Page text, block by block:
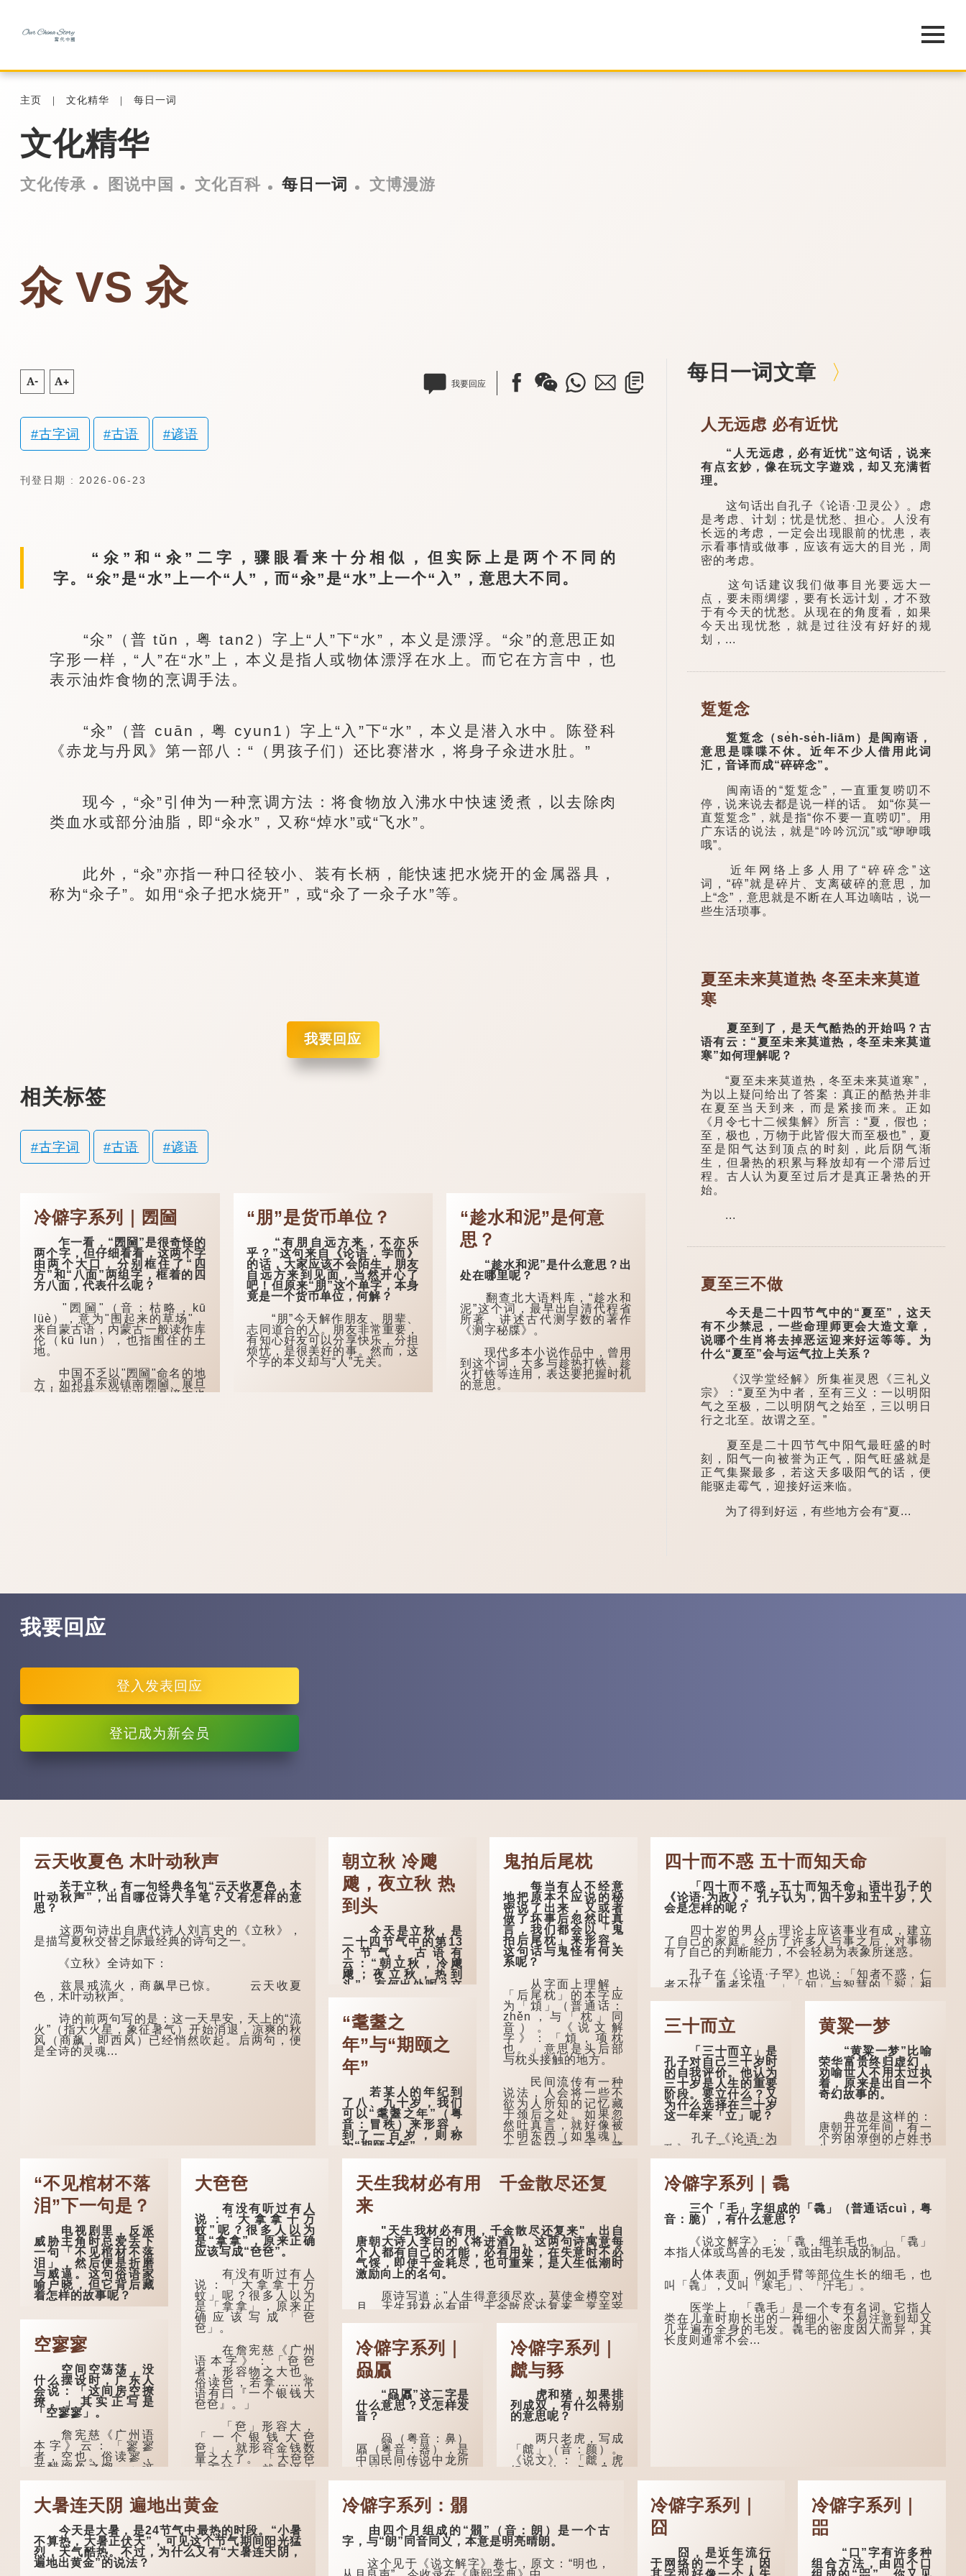
主页 文化精华 每日一词
文化精华
文化传承 图说中国 文化百科 每日一词 文博漫游
氽 VS 汆
A- A+ 我要回应
古字词 古语 谚语
刊登日期 : 2026-06-23
“氽”和“汆”二字，骤眼看来十分相似，但实际上是两个不同的
字。“氽”是“水”上一个“人”，而“汆”是“水”上一个“入”，意思大不同。
“氽”（普 tǔn，粤 tan2）字上“人”下“水”，本义是漂浮 。“氽”的意思正如
字形一样，“人”在“水”上，本义是指人或物体漂浮在水上。而它在方言中，也
表示油炸食物的烹调手法。
“汆”（普 cuān，粤 cyun1）字上“入”下“水”，本义是潜入水中 。陈登科
《赤龙与丹凤》第一部八：“（男孩子们）还比赛潜水，将身子汆进水肚。”
现今，“汆”引伸为一种烹调方法：将食物放入沸水中快速烫煮，以去除肉
类血水或部分油脂，即“汆水”，又称“焯水”或“飞水”。
此外，“汆”亦指一种口径较小、装有长柄，能快速把水烧开的金属器具，
称为“汆子”。如用“汆子把水烧开”，或“汆了一汆子水”等。
我要回应
相关标签
古字词 古语 谚语
冷僻字系列｜圐圙
乍一看，“圐圙”是很奇怪的
两个字，但仔细看看，这两个字
由两个大口，分别框住了“四
方”和“八面”两组字，框着的四
方八面，代表什么呢？
"圐圙"（音：枯略，kū
lüè），意为"围起来的草场"，
来自蒙古语，内蒙古一般读作库
伦（kū lun），也指围住的土
地。
中国不乏以"圐圙"命名的地
方，如祁县东观镇南圐圙、展旦
召大圐圙等；河北张北县境内也
“朋”是货币单位？
“有朋自远方来，不亦乐
乎？”这句来自《论语．学而》
的话，大家应该不会陌生，朋友
自远方来到见面，当然开心了
吧！但原来“朋”这个单字，本身
竟是一个货币单位，何解？
“朋”今天解作朋友、朋辈、
志同道合的人。朋友非常重要，
有知心好友可以分享快乐，分担
烦忧，是很美好的事。然而，这
个字的本义却与“人”无关。
“趁水和泥”是何意
思？
“趁水和泥”是什么意思？出
处在哪里呢？
翻查北大语料库，“趁水和
泥”这个词，最早出自清代程省
所著、讲述古代测字数的著作
《测字秘牒》。
现代多本小说作品中，曾用
到这个词，大多与趁热打铁、趁
火打铁等连用，表达要把握时机
的意思。
每日一词文章
人无远虑 必有近忧
“人无远虑，必有近忧”这句话，说来
有点玄妙，像在玩文字遊戏，却又充满哲
理。
这句话出自孔子《论语·卫灵公》。虑
是考虑、计划；忧是忧愁、担心。人没有
长远的考虑，一定会出现眼前的忧患，表
示看事情或做事，应该有远大的目光，周
密的考虑。
这句话建议我们做事目光要远大一
点，要未雨绸缪，要有长远计划，才不致
于有今天的忧愁。从现在的角度看，如果
今天出现忧愁，就是过往没有好好的规
划，...
踅踅念
踅踅念（se̍h-se̍h-liām）是闽南语，
意思是喋喋不休。近年不少人借用此词
汇，音译而成“碎碎念”。
闽南语的“踅踅念”，一直重复唠叨不
停，说来说去都是说一样的话。 如“你莫一
直踅踅念”，就是指“你不要一直唠叨”。用
广东话的说法，就是“吟吟沉沉”或“咿咿哦
哦”。
近年网络上多人用了“碎碎念”这
词，“碎”就是碎片、支离破碎的意思，加
上“念”，意思就是不断在人耳边嘀咕，说一
些生活琐事。
夏至未来莫道热 冬至未来莫道
寒
夏至到了，是天气酷热的开始吗？古
语有云：“夏至未来莫道热，冬至未来莫道
寒”如何理解呢？
“夏至未来莫道热，冬至未来莫道寒”，
为以上疑问给出了答案：真正的酷热并非
在夏至当天到来，而是紧接而来。正如
《月令七十二候集解》所言：“夏，假也；
至，极也，万物于此皆假大而至极也”，夏
至是阳气达到顶点的时刻，此后阴气渐
生，但暑热的积累与释放却有一个滞后过
程。古人认为夏至过后才是真正暑热的开
始。
...
夏至三不做
今天是二十四节气中的“夏至”，这天
有不少禁忌，一些命理师更会大造文章，
说哪个生肖将去掉恶运迎来好运等等。为
什么“夏至”会与运气拉上关系？
《汉学堂经解》所集崔灵恩《三礼义
宗》：“夏至为中者，至有三义：一以明阳
气之至极，二以明阴气之始至，三以明日
行之北至。故谓之至。”
夏至是二十四节气中阳气最旺盛的时
刻，阳气一向被誉为正气，阳气旺盛就是
正气集聚最多，若这天多吸阳气的话，便
能驱走霉气，迎接好运来临。
为了得到好运，有些地方会有“夏...
我要回应
登入 发表回应
登记成为新会员
云天收夏色 木叶动秋声
关于立秋，有一句经典名句“云天收夏色，木
叶动秋声”，出自哪位诗人手笔？又有怎样的意
思？
这两句诗出自唐代诗人刘言史的《立秋》，
是描写夏秋交替之际最经典的诗句之一。
《立秋》全诗如下：
兹晨戒流火，商飙早已惊。 云天收夏
色，木叶动秋声。
诗的前两句写的是：这一天早安，天上的“流
火”（指大火星，象征暑气）开始消退，凉爽的秋
风（商飙，即西风）已经悄然吹起。后两句，便
是全诗的灵魂...
朝立秋 冷飕
飕，夜立秋 热
到头
今天是立秋，是
二十四节气中的第13
个节气。古语有
云：“朝立秋，冷飕
飕；夜立秋，热到
头”，有何出处呢？立
秋等于入秋？
这句话出自东汉
崔寔《四民月
令》：“朝立秋，冷飕
飕；夜立秋，热到
头”。到了清代，顾禄
在《清嘉录》里记录
了这句谚语。不过当
地百姓的口头说法
是“朝立秋，渹飕飕；
夜立秋，热吽吽”。虽
然用字略有不同，但
意思完全一致。
底准不准呢？它反映
了古人的一种朴素观
察：如果立秋的精
确...
“耄耋之
年”与“期颐之
年”
若某人的年纪到
了八、九十岁，我们
可以“耄耋之年”（粤
音：冒秩）来形容，
到了一百岁，则称
为“期颐之年”。
老人家，亦含有思想
紊乱的意思；"耋"更有
跌倒的意思，也是用
来形容老人家的。
曹操《对酒歌》
就曾写道："耄耋皆得
以寿终，恩泽广及草
木昆虫。"
到了一百岁呢？
那么就可以称
为"期颐"。 《礼记.曲
颐。"郑玄注："期，犹
要也；颐，养也。不
知衣服食味，孝子要
尽养...
鬼拍后尾枕
每当有人不经意
地把原本不应说的秘
密说了出来，又或者
做了坏事后忽然吐真
言，我们都会以「鬼
拍后尾枕」来形容。
这句话与鬼怪有何关
系呢？
从字面上理解，
「后尾枕」的本字应
为「䪴」（普通话：
zhěn，与「枕」同
音）。 《说文解
字》：「䪴，项枕
也。」意思是头后部
与枕头接触的地方。
民间流传有一种
说法，人会将一些不
欲为人所知的记忆藏
于颈后之处。如果忽
然吐真言，就好像被
不明东西（如鬼魂）
在后脑拍了一下，藏
因此...
四十而不惑 五十而知天命
「四十而不惑，五十而知天命」语出孔子的
《论语·为政》。孔子认为，四十岁和五十岁，人
会是怎样的呢？
四十岁的男人，理论上应该事业有成，建立
了自己的家庭。经历了许多人与事之后，对事物
有了自己的判断能力，不会轻易为表象所迷惑。
孔子在《论语·子罕》也说：「知者不惑，仁
者不忧，勇者不惧。」「知」与智慧的「智」相
到了五十岁，...
三十而立
「三十而立」是
孔子对自己三十岁时
的自我评价。他认为
三十岁是人生的重要
阶段。要立什么？又
为什么选择在三十岁
这一年来「立」呢？
孔子《论语·为
政》：「吾十有五而
志于学，三十而立，
知天命，六十而耳
顺，七十而从心所
欲，不逾矩。」
在古代，男子一
般于二十岁进行冠
礼，冠礼完成后便是
成人，但由于未达壮
年，所以又称「弱
冠」。 《礼记·曲
礼》明确记载：「人
生十年曰幼，学；二
十曰弱，冠；三十曰
壮，有室。」这说明
三十岁...
黄粱一梦
“黄粱一梦”比喻
荣华富贵终归虚幻，
劝喻世人不用太过执
着，原来是出自一个
奇幻故事的。
典故是这样的：
唐朝开元年间，有一
个穷困潦倒的卢姓书
生，在上京赴考的途
言谈间，卢姓书
生感慨自己虽贵为读
取功名，仍然贫困，
感到十分落泊。于
是，道士拿出一个青
瓷枕头，让卢姓书生
睡一睡，便能满足他
希望得到荣华富贵的
愿望。
这时，...
“不见棺材不落
泪”下一句是？
电视剧里，反派
威胁主角时总爱丢下
一句「不见棺材不落
泪」，然后便是折磨
与威逼。这句俗语家
喻户晓，但它背后藏
着怎样的故事呢？
「不见棺材不落
是「不见棺材不下
泪」或「不见亲棺不
下泪」，出自明朝兰
陵笑笑生所著的《金
瓶梅词话》第九十八
回。原意是指人未亲
眼见到亲人棺木，便
不会真正感到悲伤；
迷不悟，不到彻底失
败，便不肯罢休。
许多人对这上半
句耳熟能详，但它其
「不到黄河心不
死」...
空寥寥
空间空荡荡，没
什么摆设时，广东人
会说：「这间房空撩
撩。」其实正写是
「空寥寥」。
詹宪慈《广州语
本字》云：「寥寥
者，空也。俗读寥，
若醋馏鱼之馏。」这
个字在古代已经出
《说文》注本中，
「寥」是「廫」的篆
虚。如《列仙传·安期
先生》载琊阜老人故
事，以「寥寥安期，
虚质高清」形容空虚
大夿夿
有没有听过有人
说：“大拿拿十万
蚊”呢？很多人以为
是“拿拿”，原来正确
应该写成“夿夿”。
有没有听过有人
说：「大拿拿十万
蚊」呢？很多人以为
是「拿拿」，原来正
确应该写成「夿
夿」。
在詹宪慈《广州
语本字》：「夿夿
者，形容物之大也。
俗读夿，若拿……常
语有曰『一个银钱大
夿夿』。」
「夿」形​​容大，
「一个银钱大夿
夿」，就形容金钱数
量之大了。 「大夿夿
十万蚊」，就是说十
天生我材必有用 千金散尽还复
来
"天生我材必有用，千金散尽还复来"，出自
唐朝大诗人李白的《将进酒》。这两句诗寓意每
个人都有自己的才能，必有用处，在失意时不必
气馁，即使千金耗尽，也可重来，是人生低潮时
激励向上的名句。
原诗写道："人生得意须尽欢，莫使金樽空对
月。天生我材必有用，千金散尽还复来。烹羊宰
也终会重新得到。
李白作此诗时，大约是天宝十一年。当时他
已被唐玄宗赐金放还约八年，这期间经常与朋友
游山玩水，部分诗作显露出怀...
冷僻字系列｜
赑屭
“赑屭”这二字是
什么意思？又怎样发
音？
赑（粤音：鼻）
屭（粤音：器），是
中国民间传说中龙所
生的九个儿子之一，
外形像龟。
据明代杨慎《升
庵外集》记载，龙生
九子的次序排列为：
赑屭、螭吻、蒲牢、
狴犴、饕餮、蚣蝮、
睚眦、狻猊、椒图
（此为其中一种说
冷僻字系列｜
虤与豩
虎和猪，如果排
列成双，有什么特别
的意思呢？
两只老虎，写成
「虤」（音：颜）。
《说文》：「虤，虎
怒也。从二虎。凡虤
之句，意思是众人的
讥讽让人怒目而视。
两只猪，则为
「豩」（音：宾）。
冷僻字系列｜毳
三个「毛」字组成的「毳」（普通话cuì，粤
音：脆），有什么意思？
《说文解字》 ：「毳，细羊毛也。」「毳」
本指人体或鸟兽的毛发，或由毛织成的制品。
人体表面，例如手臂等部位生长的细毛，也
叫「毳」，又叫「寒毛」、「汗毛」。
医学上，「毳毛」是一个专有名词。它指人
类在儿童时期长出的一种细小、不易注意到却又
几乎遍布全身的毛发。毳毛的密度因人而异，其
长度则通常不会...
大暑连天阴 遍地出黄金
今天是大暑，是24节气中最热的时段。“小暑
不算热，大暑正伏天”，可见这个节气期间阳光猛
烈，天气酷热。不过，为什么又有“大暑连天阴，
遍地出黄金”的说法？
冷僻字系列：朤
由四个月组成的“朤”（音：朗）是一个古
字，与“朗”同音同义，本意是明亮晴朗。
这个见于《说文解字》卷七，原文：“明也，
冷僻字系列｜
囧
囧，是近年流行
于网络的一个字，因
冷僻字系列｜
㗊
“口”字有许多种
组合方法，由四个口